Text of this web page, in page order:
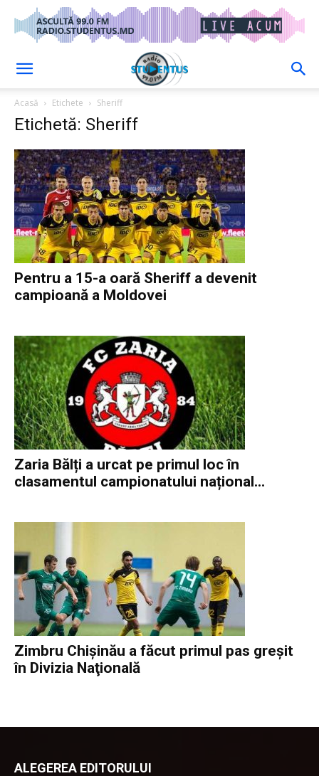
Acasă Etichete Sheriff
Etichetă: Sheriff
Pentru a 15-a oară Sheriff a devenit
campioană a Moldovei
Zaria Bălți a urcat pe primul loc în
clasamentul campionatului național...
Zimbru Chişinău a făcut primul pas greşit
în Divizia Naţională
ALEGEREA EDITORULUI